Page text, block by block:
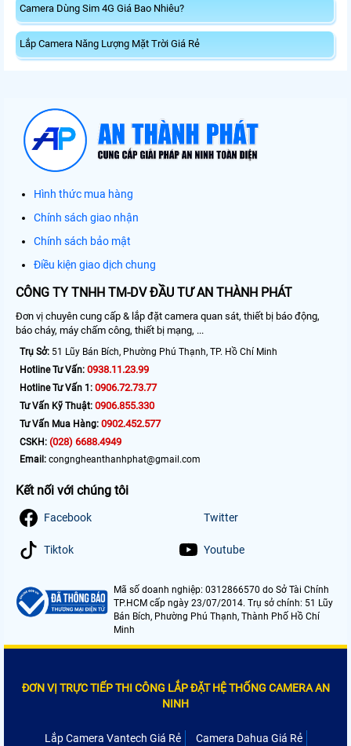
Camera Dùng Sim 4G Giá Bao Nhiêu?
Lắp Camera Năng Lượng Mặt Trời Giá Rẻ
Hình thức mua hàng
Chính sách giao nhận
Chính sách bảo mật
Điều kiện giao dịch chung
CÔNG TY TNHH TM-DV ĐẦU TƯ AN THÀNH PHÁT
Đơn vị chuyên cung cấp & lắp đặt camera quan sát, thiết bị báo động,
báo cháy, máy chấm công, thiết bị mạng, ...
Trụ Sở: 51 Lũy Bán Bích, Phường Phú Thạnh, TP. Hồ Chí Minh
Hotline Tư Vấn: 0938.11.23.99
Hotline Tư Vấn 1: 0906.72.73.77
Tư Vấn Kỹ Thuật: 0906.855.330
Tư Vấn Mua Hàng: 0902.452.577
CSKH: (028) 6688.4949
Email: congngheanthanhphat@gmail.com
Kết nối với chúng tôi
Facebook Twitter
Tiktok Youtube
Mã số doanh nghiệp: 0312866570 do Sở Tài Chính
TP.HCM cấp ngày 23/07/2014. Trụ sở chính: 51 Lũy
Bán Bích, Phường Phú Thạnh, Thành Phố Hồ Chí
Minh
ĐƠN VỊ TRỰC TIẾP THI CÔNG LẮP ĐẶT HỆ THỐNG CAMERA AN
NINH
Lắp Camera Vantech Giá Rẻ
Camera Dahua Giá Rẻ